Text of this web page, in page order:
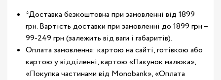
*Доставка безкоштовна при замовленні від 1899
грн. Вартість доставки при замовленні до 1899 грн –
99-249 грн (залежить від ваги і габаритів).
Оплата замовлення: картою на сайті, готівкою або
картою у відділенні, картою «Пакунок малюка»,
«Покупка частинами від Monobank», «Оплата